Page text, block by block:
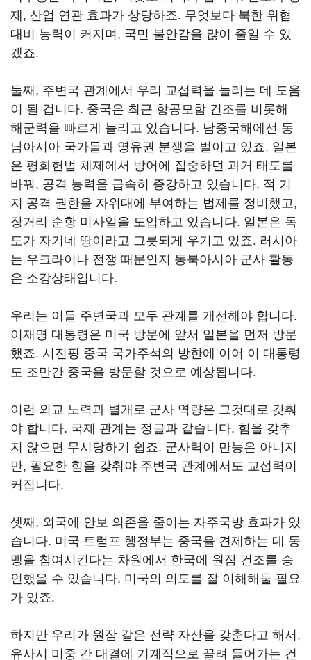
제, 산업 연관 효과가 상당하죠. 무엇보다 북한 위협
대비 능력이 커지며, 국민 불안감을 많이 줄일 수 있
겠죠.
둘째, 주변국 관계에서 우리 교섭력을 늘리는 데 도움
이 될 겁니다. 중국은 최근 항공모함 건조를 비롯해
해군력을 빠르게 늘리고 있습니다. 남중국해에선 동
남아시아 국가들과 영유권 분쟁을 벌이고 있죠. 일본
은 평화헌법 체제에서 방어에 집중하던 과거 태도를
바꿔, 공격 능력을 급속히 증강하고 있습니다. 적 기
지 공격 권한을 자위대에 부여하는 법제를 정비했고,
장거리 순항 미사일을 도입하고 있습니다. 일본은 독
도가 자기네 땅이라고 그릇되게 우기고 있죠. 러시아
는 우크라이나 전쟁 때문인지 동북아시아 군사 활동
은 소강상태입니다.
우리는 이들 주변국과 모두 관계를 개선해야 합니다.
이재명 대통령은 미국 방문에 앞서 일본을 먼저 방문
했죠. 시진핑 중국 국가주석의 방한에 이어 이 대통령
도 조만간 중국을 방문할 것으로 예상됩니다.
이런 외교 노력과 별개로 군사 역량은 그것대로 갖춰
야 합니다. 국제 관계는 정글과 같습니다. 힘을 갖추
지 않으면 무시당하기 쉽죠. 군사력이 만능은 아니지
만, 필요한 힘을 갖춰야 주변국 관계에서도 교섭력이
커집니다.
셋째, 외국에 안보 의존을 줄이는 자주국방 효과가 있
습니다. 미국 트럼프 행정부는 중국을 견제하는 데 동
맹을 참여시킨다는 차원에서 한국에 원잠 건조를 승
인했을 수 있습니다. 미국의 의도를 잘 이해해둘 필요
가 있죠.
하지만 우리가 원잠 같은 전략 자산을 갖춘다고 해서,
유사시 미중 간 대결에 기계적으로 끌려 들어가는 건